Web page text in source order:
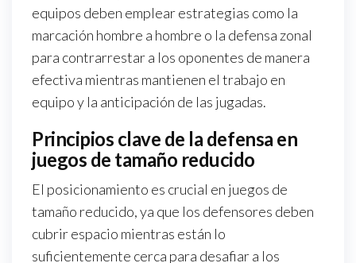
equipos deben emplear estrategias como la
marcación hombre a hombre o la defensa zonal
para contrarrestar a los oponentes de manera
efectiva mientras mantienen el trabajo en
equipo y la anticipación de las jugadas.
Principios clave de la defensa en
juegos de tamaño reducido
El posicionamiento es crucial en juegos de
tamaño reducido, ya que los defensores deben
cubrir espacio mientras están lo
suficientemente cerca para desafiar a los